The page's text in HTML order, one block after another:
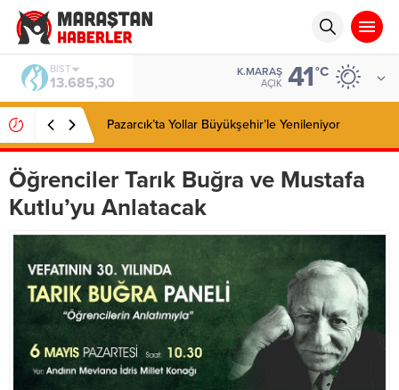
BIST
13.685,30
K.MARAŞ
AÇIK 41°C
Pazarcık’ta Yollar Büyükşehir’le Yenileniyor
Öğrenciler Tarık Buğra ve Mustafa
Kutlu’yu Anlatacak